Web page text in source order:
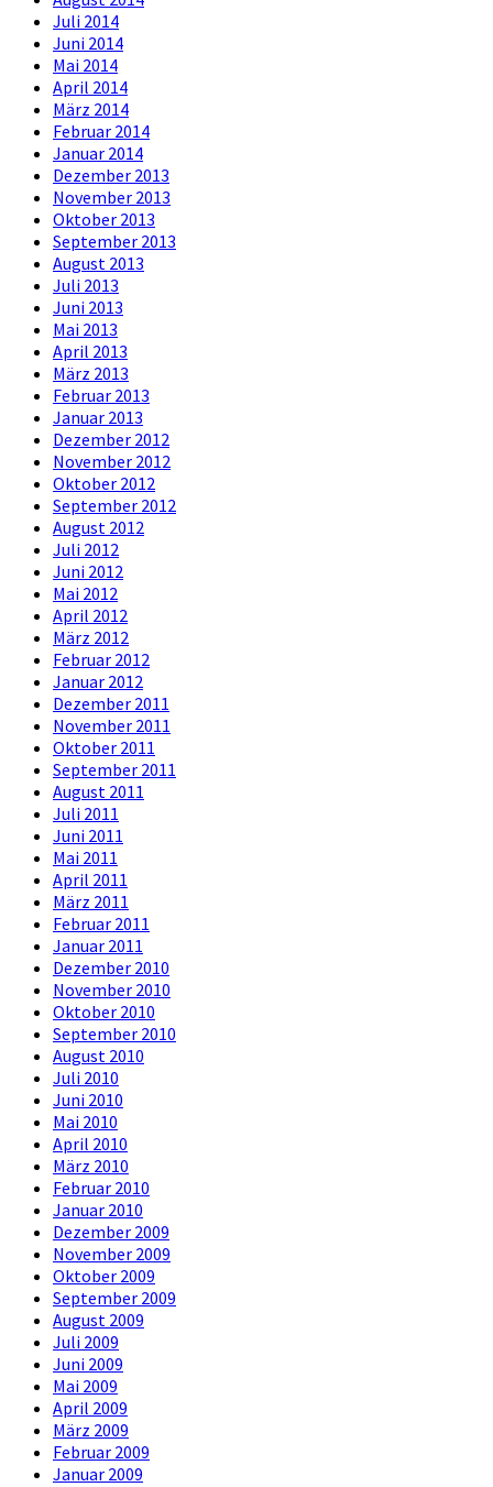
Juli 2014
Juni 2014
Mai 2014
April 2014
März 2014
Februar 2014
Januar 2014
Dezember 2013
November 2013
Oktober 2013
September 2013
August 2013
Juli 2013
Juni 2013
Mai 2013
April 2013
März 2013
Februar 2013
Januar 2013
Dezember 2012
November 2012
Oktober 2012
September 2012
August 2012
Juli 2012
Juni 2012
Mai 2012
April 2012
März 2012
Februar 2012
Januar 2012
Dezember 2011
November 2011
Oktober 2011
September 2011
August 2011
Juli 2011
Juni 2011
Mai 2011
April 2011
März 2011
Februar 2011
Januar 2011
Dezember 2010
November 2010
Oktober 2010
September 2010
August 2010
Juli 2010
Juni 2010
Mai 2010
April 2010
März 2010
Februar 2010
Januar 2010
Dezember 2009
November 2009
Oktober 2009
September 2009
August 2009
Juli 2009
Juni 2009
Mai 2009
April 2009
März 2009
Februar 2009
Januar 2009